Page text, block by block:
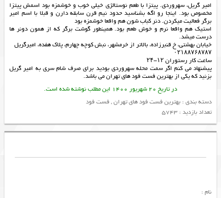
امیر گریل، سهروردی. پیتزا با طعم نوستالژی خیلی خوب و خوشمزه بود اسمش پیتزا
مخصوص بود. اینجا رو اگه بشناسید حدود نیم قرن سابقه دارن و قبلا با اسم امیر
برگر فعالیت میکردن. دنر کباب شون هم واقعا خوشمزه بود
استیک هم واقعا نرم و خوش طعم بود. همینطور گوشت برگر که از همون دونر ها
درست میشد.
خیابان بهشتی، خ قنبرزاده، بالاتر از خرمشهر، نبش کوچه چهارم، پلاک هفده، امیرگریل
۰۲۱۸۸۷۶۸۷۸۷
ساعت کار رستوران ۱۲-۲۴
پیشنهاد می کنم اگر سمت محله سهروردی بودید برای صرف شام سری به امیر گریل
بزنید که یکی ازبهترین فست فود های تهرانمی باشد.
در تاریخ 20 شهریور 1400 این مطلب نوشته شده است.
دسته بندی : بهترین فست فود های تهران, فست فود
تعداد بازدید : 5743
نام :